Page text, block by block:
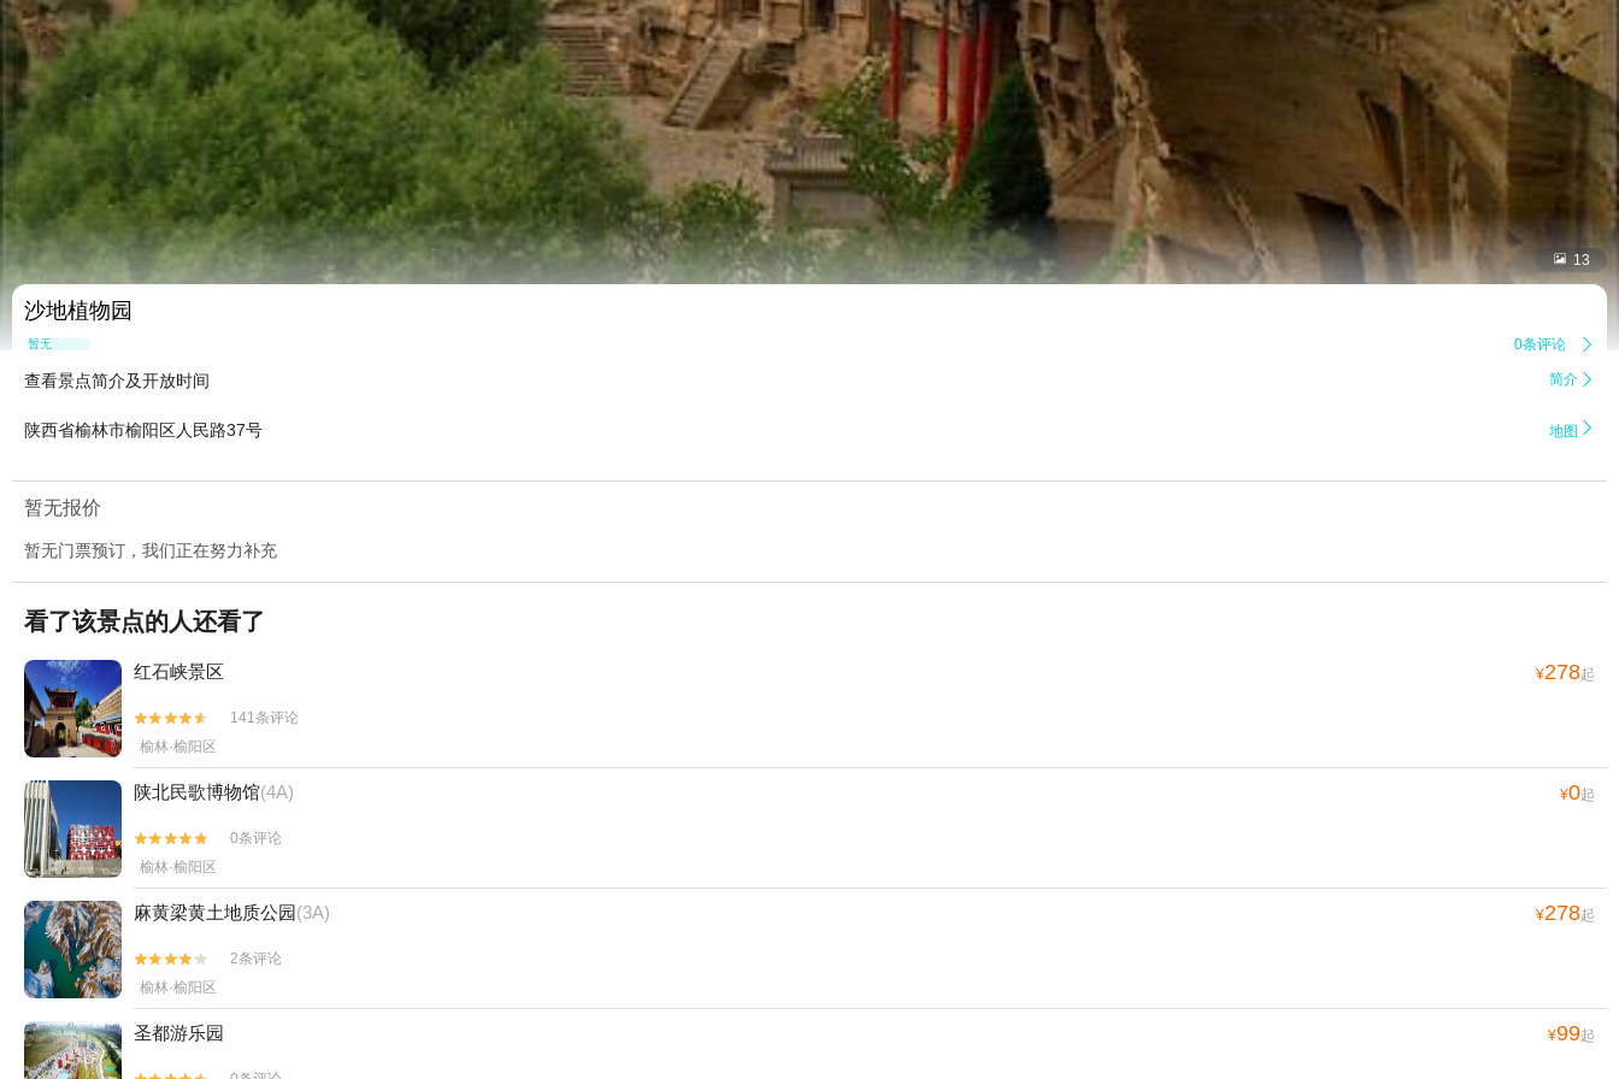
 13
沙地植物园
暂无点评 0条评论 
查看景点简介及开放时间 简介 
陕西省榆林市榆阳区人民路37号 地图 
暂无报价
暂无门票预订，我们正在努力补充
看了该景点的人还看了
红石峡景区 ¥278起


141条评论
榆林·榆阳区
陕北民歌博物馆(4A) ¥0起


0条评论
榆林·榆阳区
麻黄梁黄土地质公园(3A) ¥278起


2条评论
榆林·榆阳区
圣都游乐园 ¥99起